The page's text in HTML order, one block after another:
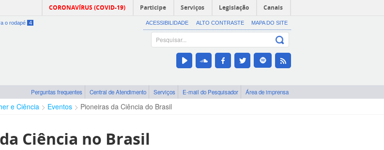
CORONAVÍRUS (COVID-19) Participe Serviços Legislação Canais
o rodapé 4 ACESSIBILIDADE ALTO CONTRASTE MAPA DO SITE
Perguntas frequentes Central de Atendimento Serviços E-mail do Pesquisador Área de imprensa
e Ciência Eventos Pioneiras da Ciência do Brasil
Ciência no Brasil